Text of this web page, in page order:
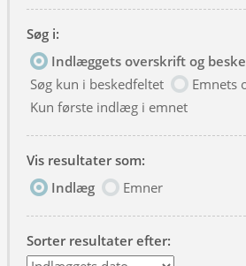
Søg i:
Indlæggets overskrift og
Søg kun i beskedfeltet
Emnets
Kun første indlæg i emnet
Vis resultater som:
Indlæg
Emner
Sorter resultater efter: